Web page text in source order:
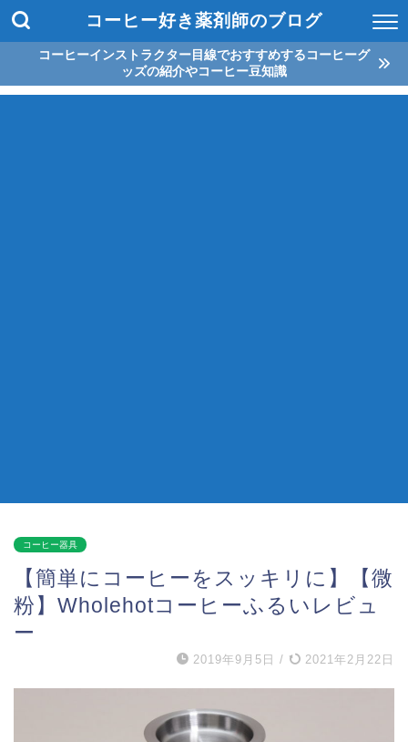
コーヒー好き薬剤師のブログ
コーヒーインストラクター目線でおすすめするコーヒーグ
ッズの紹介やコーヒー豆知識
コーヒー器具
【簡単にコーヒーをスッキリに】【微
粉】Wholehotコーヒーふるいレビュ
ー
2019年9月5日 / 2021年2月22日